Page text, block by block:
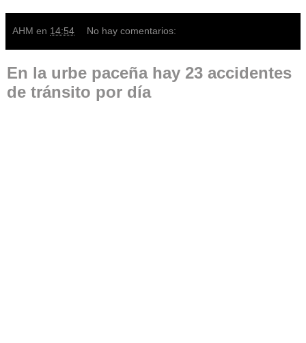
AHM en 14:54 No hay comentarios:
En la urbe paceña hay 23 accidentes
de tránsito por día